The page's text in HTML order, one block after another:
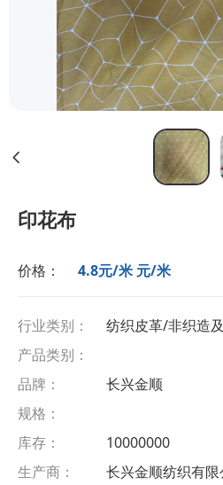
印花布
价格： 4.8元/米 元/米
行业类别：
纺织皮革/非织造
产品类别：
品牌：
长兴金顺
规格：
库存：
10000000
生产商：
长兴金顺纺织有限